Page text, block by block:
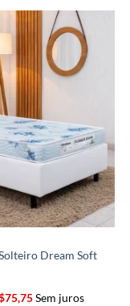
Dream Soft
75,75Sem juros